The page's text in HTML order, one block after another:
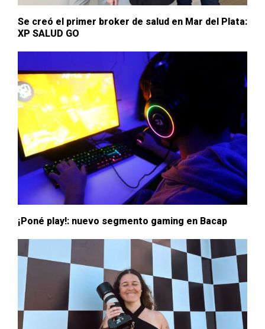
Se creó el primer broker de salud en Mar del Plata:
XP SALUD GO
¡Poné play!: nuevo segmento gaming en Bacap